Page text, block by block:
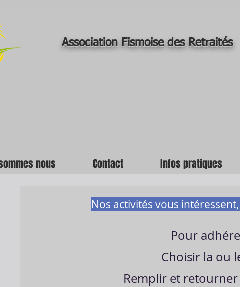
Association Fismoise des Retraités
nous Contact Infos pratiques
Nos activités vous
Pour
Choisir la ou
Remplir et